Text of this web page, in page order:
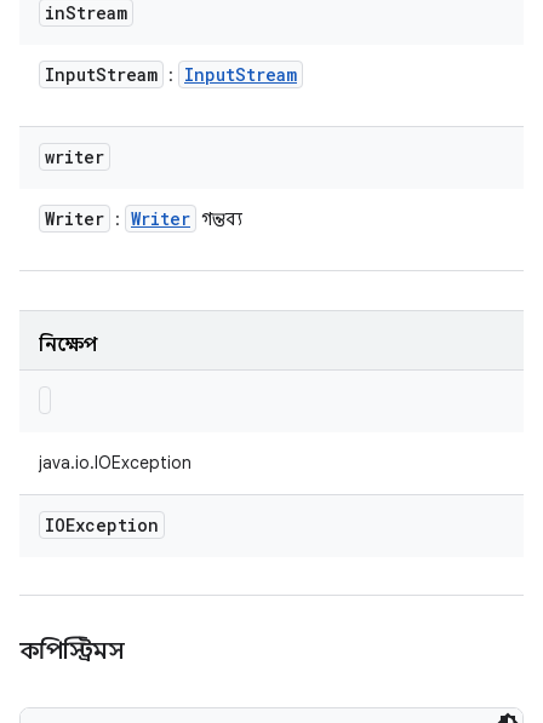
inStream
InputStream : InputStream
writer
Writer : Writer গন্তব্য
নিক্ষেপ
java.io.IOException
IOException
কপিস্ট্রিমস